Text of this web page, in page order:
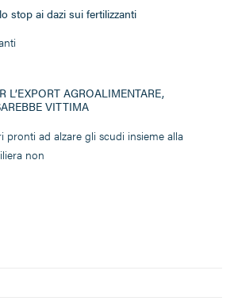
stop ai dazi sui fertilizzanti
L’EXPORT AGROALIMENTARE,
VITTIMA
pronti ad alzare gli scudi insieme alla
non